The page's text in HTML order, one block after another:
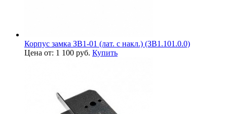
Корпус замка ЗВ1-01 (лат. с накл.) (ЗВ1.101.0.0)
Цена от: 1 100 руб. Купить